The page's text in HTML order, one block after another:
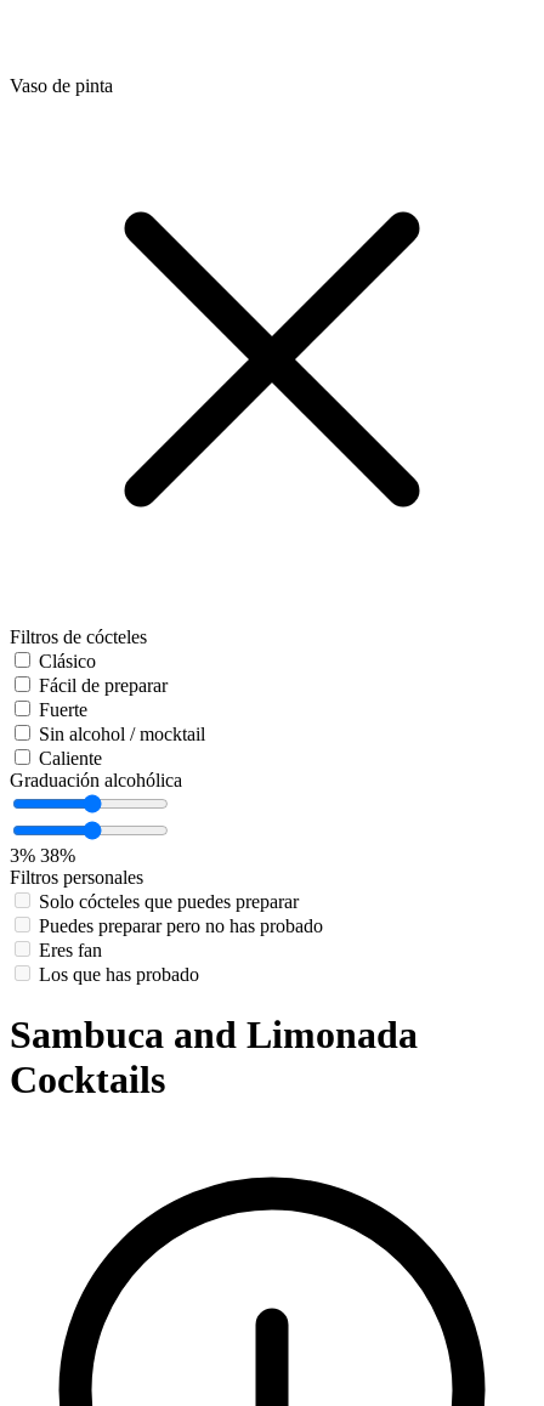
Vaso de pinta
Filtros de cócteles
Clásico
Fácil de preparar
Fuerte
Sin alcohol / mocktail
Caliente
Graduación alcohólica
3% 38%
Filtros personales
Solo cócteles que puedes preparar
Puedes preparar pero no has probado
Eres fan
Los que has probado
Sambuca and Limonada
Cocktails